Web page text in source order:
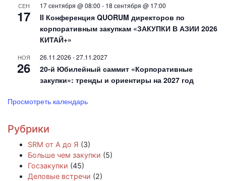
СЕН
17
17 сентября @ 08:00 - 18 сентября @ 17:00
II Конференция QUORUM директоров по
корпоративным закупкам «ЗАКУПКИ В АЗИИ 2026
КИТАЙ+»
НОЯ
26
26.11.2026 -27.11.2027
20-й Юбилейный саммит «Корпоративные
закупки»: тренды и ориентиры на 2027 год
Просмотреть календарь
Рубрики
SRM от А до Я (3)
Больше чем закупки (5)
Госзакупки (45)
Деловые встречи (2)